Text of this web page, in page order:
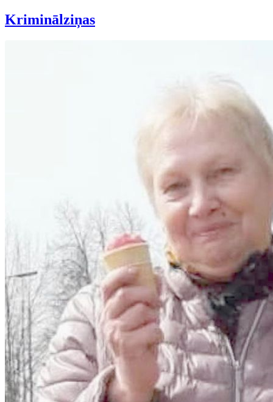
Kriminālziņas